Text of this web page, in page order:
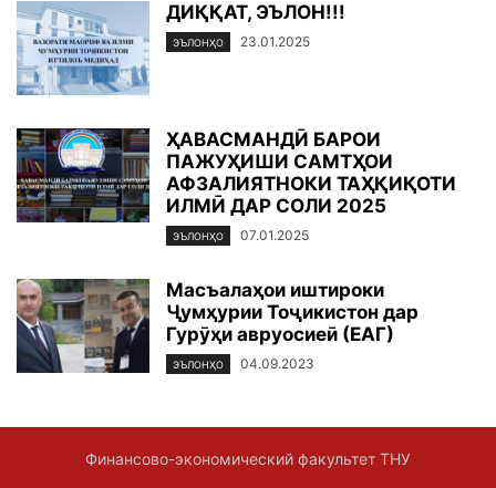
ДИҚҚАТ, ЭЪЛОН!!!
ЭЪЛОНҲО 23.01.2025
ҲАВАСМАНДӢ БАРОИ
ПАЖУҲИШИ САМТҲОИ
АФЗАЛИЯТНОКИ ТАҲҚИҚОТИ
ИЛМӢ ДАР СОЛИ 2025
ЭЪЛОНҲО 07.01.2025
Масъалаҳои иштироки
Ҷумҳурии Тоҷикистон дар
Гурӯҳи авруосиеӣ (ЕАГ)
ЭЪЛОНҲО 04.09.2023
Финансово-экономический факультет ТНУ